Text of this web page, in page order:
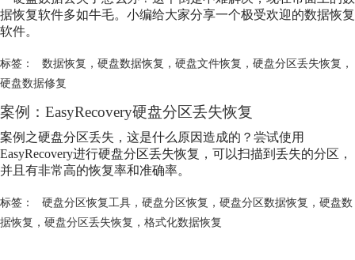
据恢复软件多如牛毛。小编给大家分享一个极受欢迎的数据恢复
软件。
标签： 数据恢复 ， 硬盘数据恢复 ， 硬盘文件恢复 ， 硬盘分区丢失恢复 ，
硬盘数据修复
案例：EasyRecovery硬盘分区丢失恢复
案例之硬盘分区丢失，这是什么原因造成的？尝试使用
EasyRecovery进行硬盘分区丢失恢复 ，可以扫描到丢失的分区，
并且有非常高的恢复率和准确率。
标签： 硬盘分区恢复工具， 硬盘分区恢复 ， 硬盘分区数据恢复 ， 硬盘数
据恢复 ， 硬盘分区丢失恢复 ， 格式化数据恢复